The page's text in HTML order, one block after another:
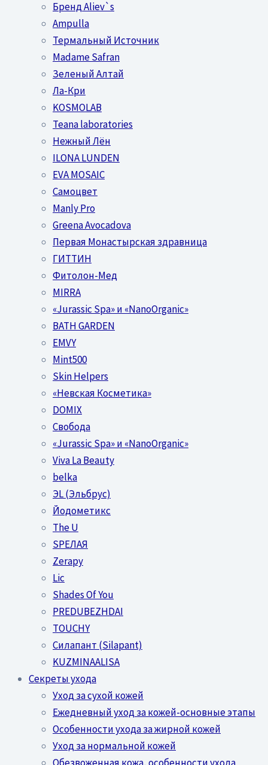
Бренд Aliev`s
Ampulla
Термальный Источник
Madame Safran
Зеленый Алтай
Ла-Кри
KOSMOLAB
Teana laboratories
Нежный Лён
ILONA LUNDEN
EVA MOSAIC
Самоцвет
Manly Pro
Greena Avocadova
Первая Монастырская здравница
ГИТТИН
Фитолон-Мед
MIRRA
«Jurassic Spa» и «NanoOrganic»
BATH GARDEN
EMVY
Mint500
Skin Helpers
«Невская Косметика»
DOMIX
Свобода
«Jurassic Spa» и «NanoOrganic»
Viva La Beauty
belka
ЭL (Эльбрус)
Йодометикс
The U
SPEЛАЯ
Zerapy
Lic
Shades Of You
PREDUBEZHDAI
TOUCHY
Силапант (Silapant)
KUZMINAALISA
Секреты ухода
Уход за сухой кожей
Ежедневный уход за кожей-основные этапы
Особенности ухода за жирной кожей
Уход за нормальной кожей